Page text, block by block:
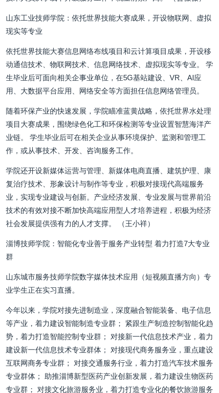
山东工业技师学院：依托世界技能大赛成果，开设物联网、虚拟
现实等专业
依托世界技能大赛信息网络布线项目和云计算项目成果，开设移
动通信技术、物联网技术、信息网络技术、虚拟现实等专业。 学
生毕业后可面向相关企事业单位，在5G基站建设、VR、AI应
用、大数据平台应用、网络安全等方面担任信息网络管理员。
随着环保产业的快速发展，学院瞄准蓝黄战略，依托世界水处理
项目大赛成果，围绕绿色化工和环保检测等专业设置智慧海洋产
业链。 学生毕业后可在相关企业从事环境保护、监测和管理工
作，或从事技术、开发、咨询服务工作。
学院还开设新媒体运营与管理、新媒体电商直播、建筑护理、康
复治疗技术、形象设计与制作等专业，积极对接现代高端服务
业，实现专业建设与创新。产业经济发展、专业发展与世界前沿
技术的有效对接不断加快高端应用型人才培养进程，积极为经济
社会发展提供强有力的人才支撑。 （王小祥）
淄博技师学院：智能化专业善于服务产业转型 着力打造7大专业
群
山东城市服务技师学院数字媒体技术应用（短视频直播方向）专
业学生正在实习直播。
今年以来，学院对接先进制造业，深度融合智能装备、电子信息
等产业，着力建设智能制造专业群； 紧跟生产制造控制智能化趋
势，着力打造智能控制专业群； 对接新一代信息技术产业，着力
建设新一代信息技术专业群体； 对接现代商务服务业，重点建设
互联网商务专业群； 对接交通服务行业，着力打造汽车技术服务
专业群体； 助推淄博新型医药产业创新发展，着力建设生物医药
专业群； 对接文化旅游服务业，着力打造专业化的餐饮旅游服务